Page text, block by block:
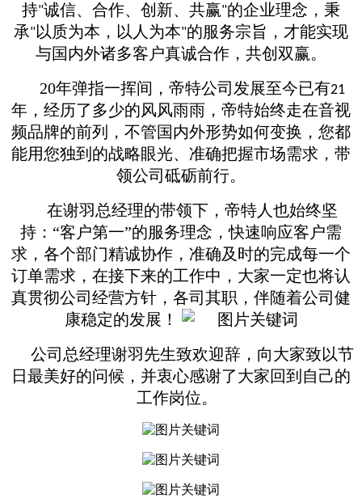
持"诚信、合作、创新、共赢"的企业理念，秉
承"以质为本，以人为本"的服务宗旨，才能实现
与国内外诸多客户真诚合作，共创双赢。
20年弹指一挥间，帝特公司发展至今已有21
年，经历了多少的风风雨雨，帝特始终走在音视
频品牌的前列，不管国内外形势如何变换，您都
能用您独到的战略眼光、准确把握市场需求，带
领公司砥砺前行。
在谢羽总经理的带领下，帝特人也始终坚
持：“客户第一”的服务理念，快速响应客户需
求，各个部门精诚协作，准确及时的完成每一个
订单需求，在接下来的工作中，大家一定也将认
真贯彻公司经营方针，各司其职，伴随着公司健
康稳定的发展！
公司总经理谢羽先生致欢迎辞，向大家致以节
日最美好的问候，并衷心感谢了大家回到自己的
工作岗位。